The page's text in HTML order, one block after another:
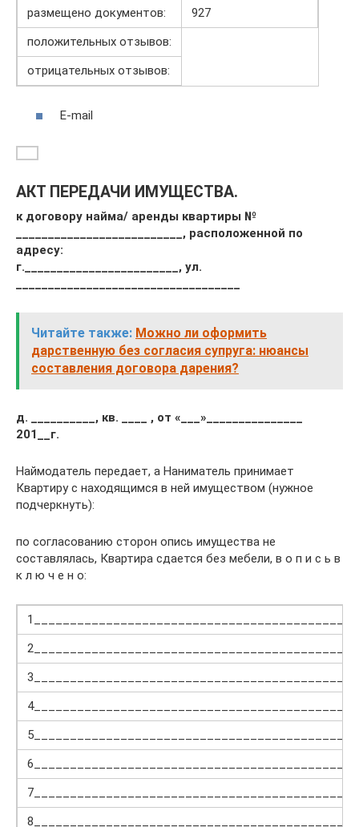
размещено документов:
927
положительных отзывов:
отрицательных отзывов:
E-mail
АКТ ПЕРЕДАЧИ ИМУЩЕСТВА.
к договору найма/ аренды квартиры №
__________________________, расположенной по
адресу:
г.________________________, ул.
Читайте также: Можно ли оформить
дарственную без согласия супруга: нюансы
составления договора дарения?
д. __________, кв. ____ , от «___»_______________
201__г.
Наймодатель передает, а Наниматель принимает
Квартиру с находящимся в ней имуществом (нужное
подчеркнуть):
по согласованию сторон опись имущества не
составлялась, Квартира сдается без мебели, в о п и с ь в
к л ю ч е н о: